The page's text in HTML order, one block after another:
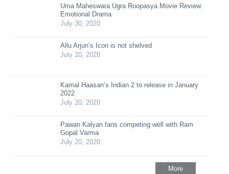
Uma Maheswara Ugra Roopasya Movie Review:
Emotional Drama
July 30, 2020
Allu Arjun’s Icon is not shelved
July 20, 2020
Kamal Haasan’s Indian 2 to release in January
2022
July 20, 2020
Pawan Kalyan fans competing well with Ram
Gopal Varma
July 20, 2020
More